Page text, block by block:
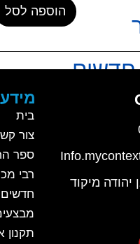
חדשים
הוספה לסל
אבן יהודה מיקוד
בית
צור
ספר
רבי
חדשים
תקנון